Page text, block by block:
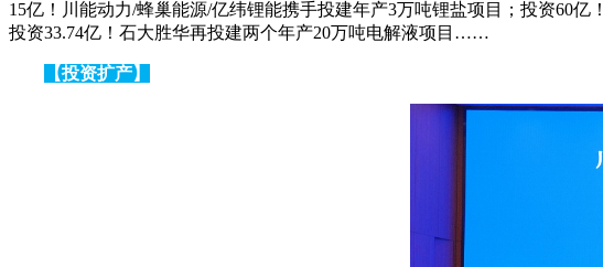
15亿！川能动力/蜂巢能源/亿纬锂能携手投建年产3万吨锂盐项目；投资60
投资33.74亿！石大胜华再投建两个年产20万吨电解液项目……
【投资扩产】